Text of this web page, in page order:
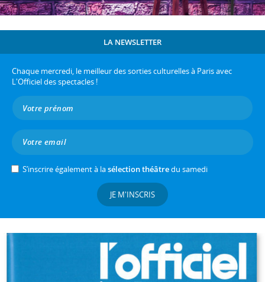
LA NEWSLETTER
Chaque mercredi, le meilleur des sorties culturelles à Paris avec
L'Officiel des spectacles !
S’inscrire également à lasélection théâtredu samedi
JE M'INSCRIS